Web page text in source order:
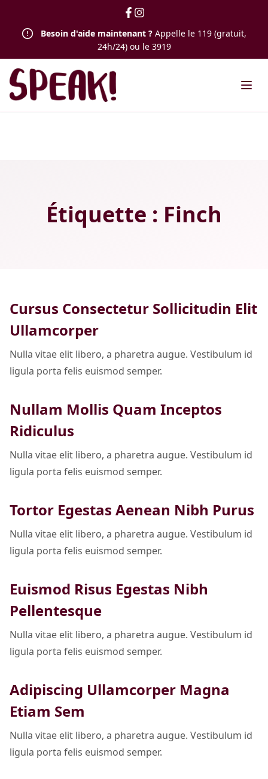
Besoin d'aide maintenant ? Appelle le 119 (gratuit,
24h/24) ou le 3919
Étiquette : Finch
Cursus Consectetur Sollicitudin Elit
Ullamcorper
Nulla vitae elit libero, a pharetra augue. Vestibulum id
ligula porta felis euismod semper.
Nullam Mollis Quam Inceptos
Ridiculus
Nulla vitae elit libero, a pharetra augue. Vestibulum id
ligula porta felis euismod semper.
Tortor Egestas Aenean Nibh Purus
Nulla vitae elit libero, a pharetra augue. Vestibulum id
ligula porta felis euismod semper.
Euismod Risus Egestas Nibh
Pellentesque
Nulla vitae elit libero, a pharetra augue. Vestibulum id
ligula porta felis euismod semper.
Adipiscing Ullamcorper Magna
Etiam Sem
Nulla vitae elit libero, a pharetra augue. Vestibulum id
ligula porta felis euismod semper.